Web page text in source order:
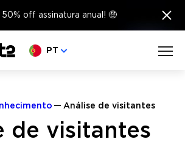
50% off assinatura anual! 🤑 ×
Escolha o seu idioma
PT
Análise de visitantes
de visitantes